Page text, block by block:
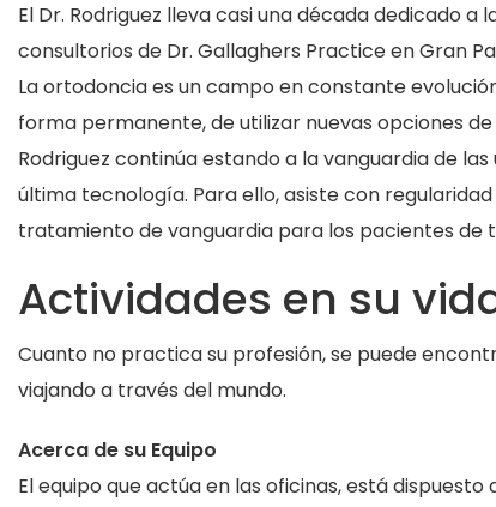
El Dr. Rodriguez lleva casi una década dedicado
consultorios de Dr. Gallaghers Practice en Gran
La ortodoncia es un campo en constante
forma permanente, de utilizar nuevas opciones
Rodriguez continúa estando a la vanguardia de
última tecnología. Para ello, asiste con
tratamiento de vanguardia para los pacientes de
Actividades en su
Cuanto no practica su profesión, se puede
viajando a través del mundo.
Acerca de su Equipo
El equipo que actúa en las oficinas, está